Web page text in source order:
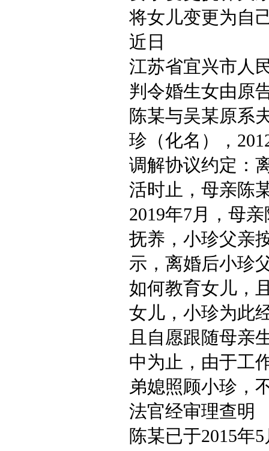
将女儿变更为自
近日
江苏省宜兴市人
判令婚生女由原
陈某与吴某原系
珍（化名），
调解协议约定：
活时止，母亲陈
2019年7月，母
抚养，小珍父亲
示，离婚后小珍
如何教育女儿，
女儿，小珍为此
且自愿跟随母亲
中为止，由于工
弟媳照顾小珍，
法官经审理查明
陈某已于2015年